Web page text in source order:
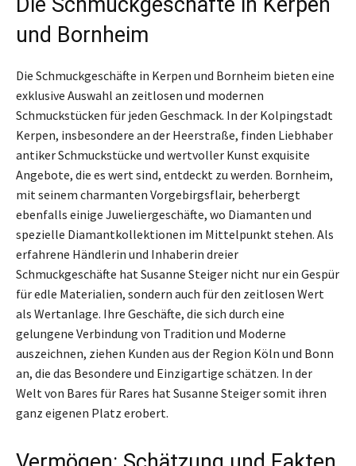
und Bornheim
Die Schmuckgeschäfte in Kerpen und Bornheim bieten eine
exklusive Auswahl an zeitlosen und modernen
Schmuckstücken für jeden Geschmack. In der Kolpingstadt
Kerpen, insbesondere an der Heerstraße, finden Liebhaber
antiker Schmuckstücke und wertvoller Kunst exquisite
Angebote, die es wert sind, entdeckt zu werden. Bornheim,
mit seinem charmanten Vorgebirgsflair, beherbergt
ebenfalls einige Juweliergeschäfte, wo Diamanten und
spezielle Diamantkollektionen im Mittelpunkt stehen. Als
erfahrene Händlerin und Inhaberin dreier
Schmuckgeschäfte hat Susanne Steiger nicht nur ein Gespür
für edle Materialien, sondern auch für den zeitlosen Wert
als Wertanlage. Ihre Geschäfte, die sich durch eine
gelungene Verbindung von Tradition und Moderne
auszeichnen, ziehen Kunden aus der Region Köln und Bonn
an, die das Besondere und Einzigartige schätzen. In der
Welt von Bares für Rares hat Susanne Steiger somit ihren
ganz eigenen Platz erobert.